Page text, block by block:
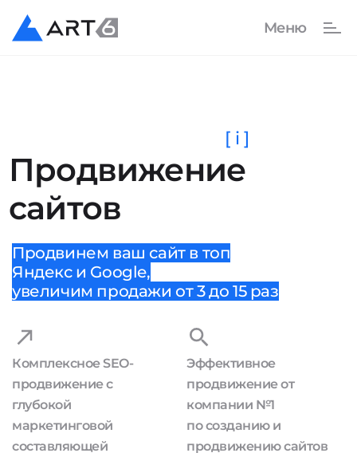
Продвижение
сайтов
[ i ]
Продвинем ваш сайт в топ
Яндекс и Google,
увеличим продажи от 3 до 15 раз
Комплексное SEO-
продвижение с
глубокой
маркетинговой
составляющей
Эффективное
продвижение от
компании №1
по созданию и
продвижению сайтов